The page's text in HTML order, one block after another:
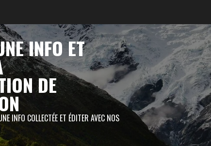
INFO ET
DE
INFO COLLECTÉE ET ÉDITER AVEC NOS